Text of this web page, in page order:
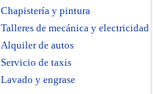
Chapistería y pintura
Talleres de mecánica y electricidad
Alquiler de autos
Servicio de taxis
Lavado y engrase